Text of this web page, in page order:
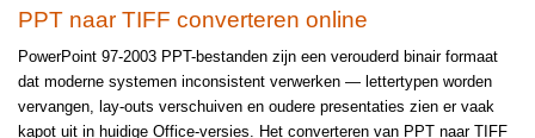
PPT naar TIFF converteren online
PowerPoint 97-2003 PPT-bestanden zijn een verouderd binair formaat
dat moderne systemen inconsistent verwerken — lettertypen worden
vervangen, lay-outs verschuiven en oudere presentaties zien er vaak
kapot uit in huidige Office-versies. Het converteren van PPT naar TIFF